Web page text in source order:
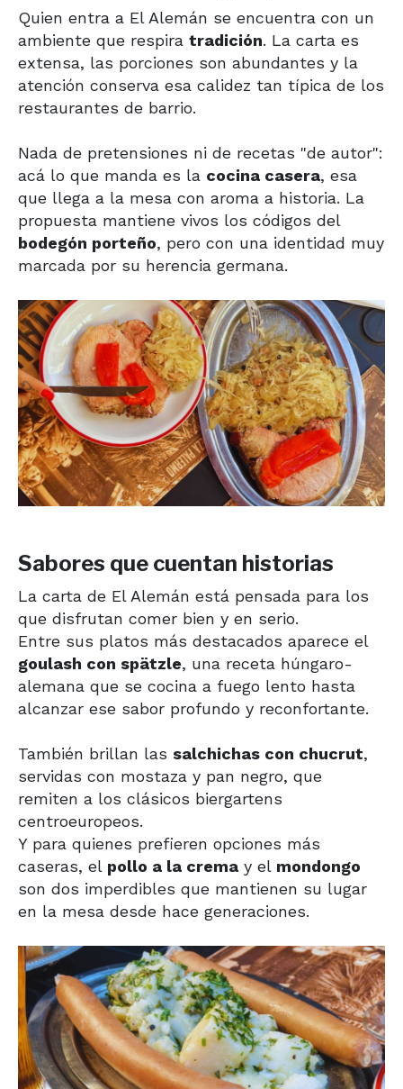
Quien entra a El Alemán se encuentra con un
ambiente que respira tradición. La carta es
extensa, las porciones son abundantes y la
atención conserva esa calidez tan típica de los
restaurantes de barrio.
Nada de pretensiones ni de recetas "de autor":
acá lo que manda es la cocina casera, esa
que llega a la mesa con aroma a historia. La
propuesta mantiene vivos los códigos del
bodegón porteño, pero con una identidad muy
marcada por su herencia germana.
Sabores que cuentan historias
La carta de El Alemán está pensada para los
que disfrutan comer bien y en serio.
Entre sus platos más destacados aparece el
goulash con spätzle, una receta húngaro-
alemana que se cocina a fuego lento hasta
alcanzar ese sabor profundo y reconfortante.
También brillan las salchichas con chucrut,
servidas con mostaza y pan negro, que
remiten a los clásicos biergartens
centroeuropeos.
Y para quienes prefieren opciones más
caseras, el pollo a la crema y el mondongo
son dos imperdibles que mantienen su lugar
en la mesa desde hace generaciones.